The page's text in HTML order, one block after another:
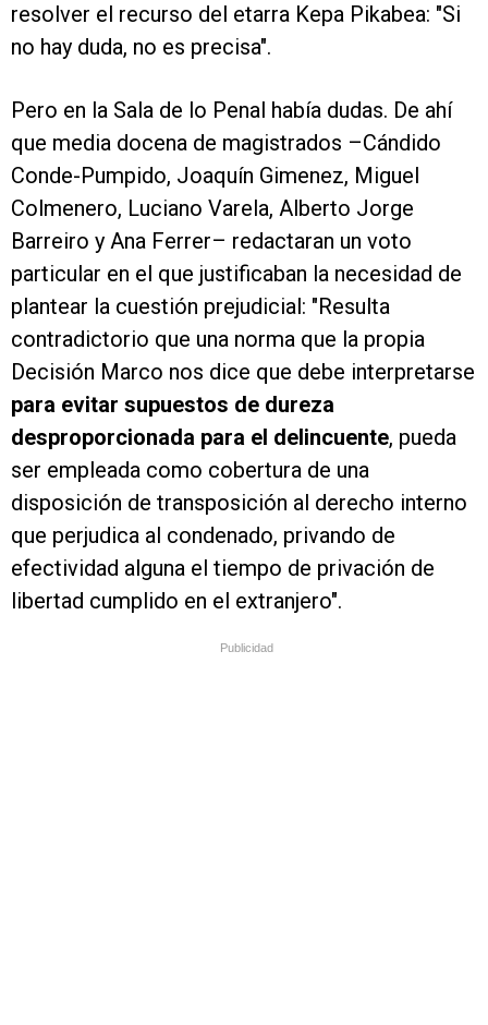
resolver el recurso del etarra Kepa Pikabea: "Si
no hay duda, no es precisa".
Pero en la Sala de lo Penal había dudas. De ahí
que media docena de magistrados –Cándido
Conde-Pumpido, Joaquín Gimenez, Miguel
Colmenero, Luciano Varela, Alberto Jorge
Barreiro y Ana Ferrer– redactaran un voto
particular en el que justificaban la necesidad de
plantear la cuestión prejudicial: "Resulta
contradictorio que una norma que la propia
Decisión Marco nos dice que debe interpretarse
para evitar supuestos de dureza
desproporcionada para el delincuente, pueda
ser empleada como cobertura de una
disposición de transposición al derecho interno
que perjudica al condenado, privando de
efectividad alguna el tiempo de privación de
libertad cumplido en el extranjero".
Publicidad